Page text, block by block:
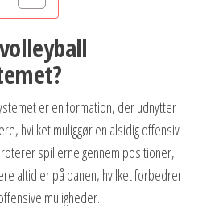
er en formation, der udnytter
hvilket muliggør en alsidig offensiv
spillerne gennem positioner,
altid er på banen, hvilket forbedrer
muligheder.